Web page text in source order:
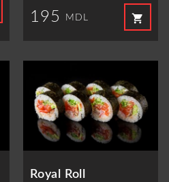
195 MDL shopping_cart
Royal Roll